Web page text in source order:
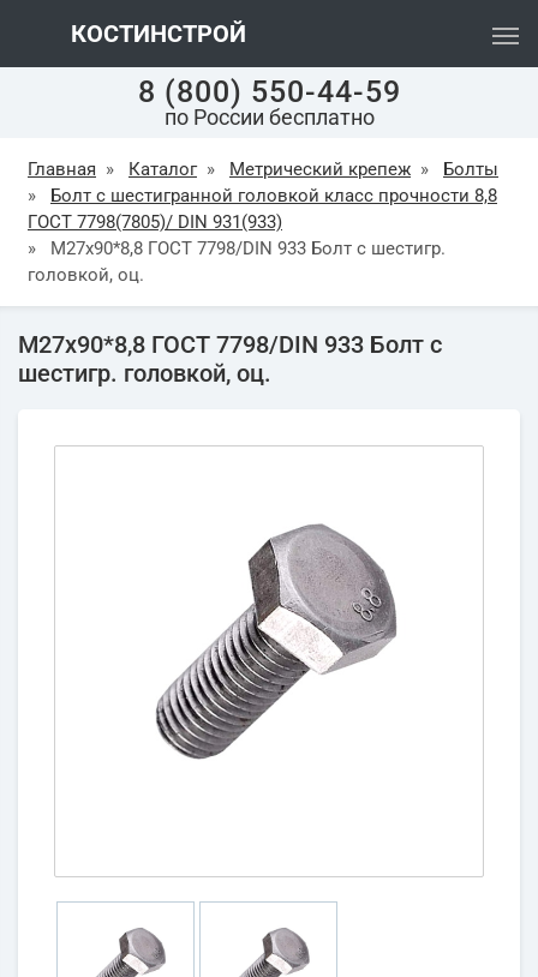
КОСТИНСТРОЙ
8 (800) 550-44-59
по России бесплатно
Главная » Каталог » Метрический крепеж »
Болты
»
Болт с шестигранной головкой класс прочности 8,8
ГОСТ 7798(7805)/ DIN 931(933)
»
М27х90*8,8 ГОСТ 7798/DIN 933 Болт с шестигр.
головкой, оц.
М27х90*8,8 ГОСТ 7798/DIN 933 Болт с
шестигр. головкой, оц.